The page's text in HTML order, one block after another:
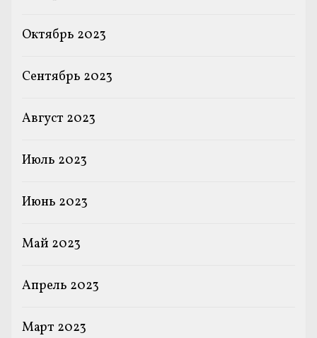
Октябрь 2023
Сентябрь 2023
Август 2023
Июль 2023
Июнь 2023
Май 2023
Апрель 2023
Март 2023